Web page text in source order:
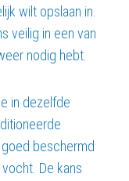
wilt opslaan in.
veilig in een van
nodig hebt.
in dezelfde
beschermd
De kans